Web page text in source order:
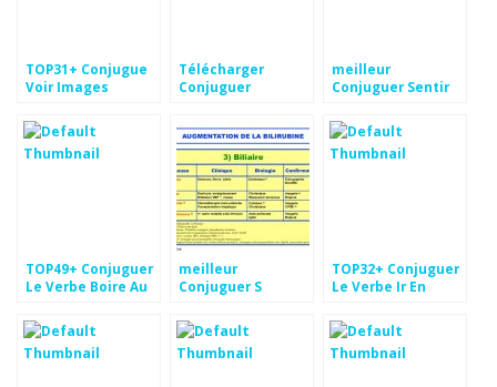
TOP31+ Conjugue
Voir Images
Télécharger
Conjuguer
meilleur
Conjuguer Sentir
TOP49+ Conjuguer
Le Verbe Boire Au
Images
meilleur
Conjuguer S
d'écran
TOP32+ Conjuguer
Le Verbe Ir En